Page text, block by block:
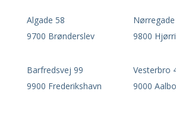
Algade 58
9700 Brønderslev
9800
Barfredsvej 99
9900 Frederikshavn
Vesterbro
9000